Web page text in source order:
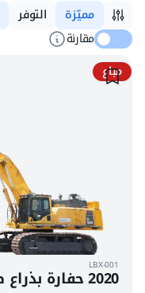
مميّزة التوفر
مقارنة
مباع
LBX-001
2020 حفارة بذراع طويل كوماتسو PC850-8R1